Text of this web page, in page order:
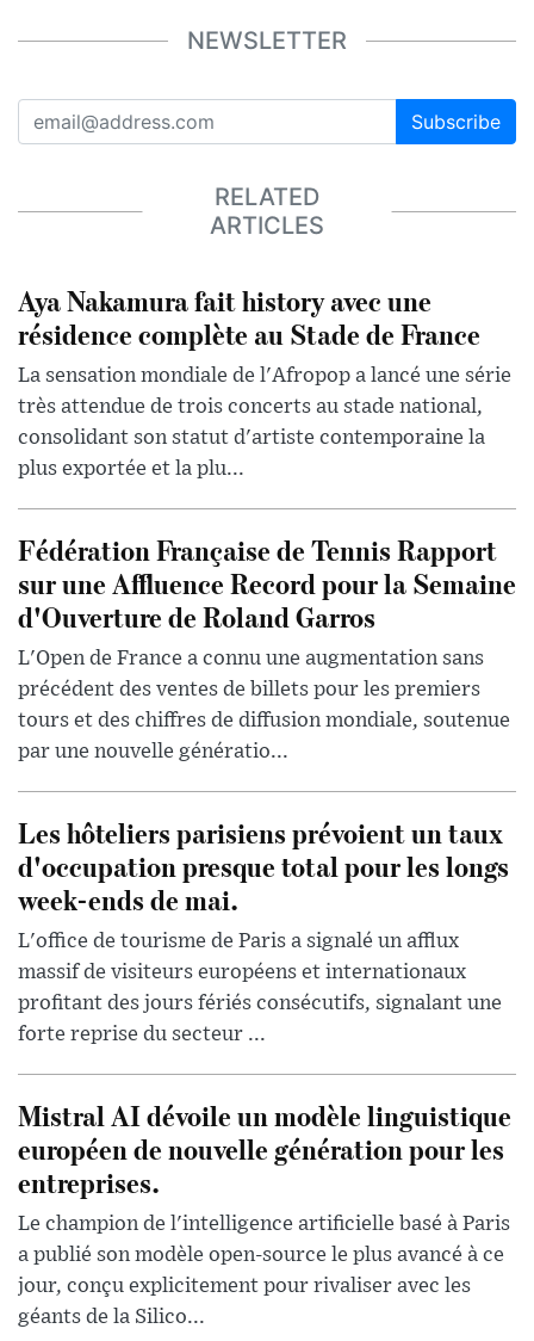
NEWSLETTER
Subscribe
RELATED
ARTICLES
Aya Nakamura fait history avec une
résidence complète au Stade de France
La sensation mondiale de l'Afropop a lancé une série
très attendue de trois concerts au stade national,
consolidant son statut d'artiste contemporaine la
plus exportée et la plu...
Fédération Française de Tennis Rapport
sur une Affluence Record pour la Semaine
d'Ouverture de Roland Garros
L'Open de France a connu une augmentation sans
précédent des ventes de billets pour les premiers
tours et des chiffres de diffusion mondiale, soutenue
par une nouvelle génératio...
Les hôteliers parisiens prévoient un taux
d'occupation presque total pour les longs
week-ends de mai.
L'office de tourisme de Paris a signalé un afflux
massif de visiteurs européens et internationaux
profitant des jours fériés consécutifs, signalant une
forte reprise du secteur ...
Mistral AI dévoile un modèle linguistique
européen de nouvelle génération pour les
entreprises.
Le champion de l'intelligence artificielle basé à Paris
a publié son modèle open-source le plus avancé à ce
jour, conçu explicitement pour rivaliser avec les
géants de la Silico...